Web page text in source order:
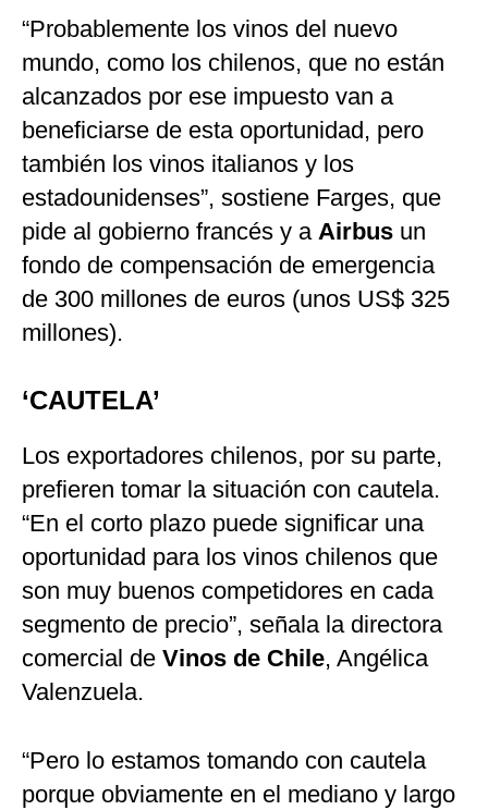
“Probablemente los vinos del nuevo
mundo, como los chilenos, que no están
alcanzados por ese impuesto van a
beneficiarse de esta oportunidad, pero
también los vinos italianos y los
estadounidenses”, sostiene Farges, que
pide al gobierno francés y a Airbus un
fondo de compensación de emergencia
de 300 millones de euros (unos US$ 325
millones).
‘CAUTELA’
Los exportadores chilenos, por su parte,
prefieren tomar la situación con cautela.
“En el corto plazo puede significar una
oportunidad para los vinos chilenos que
son muy buenos competidores en cada
segmento de precio”, señala la directora
comercial de Vinos de Chile, Angélica
Valenzuela.
“Pero lo estamos tomando con cautela
porque obviamente en el mediano y largo